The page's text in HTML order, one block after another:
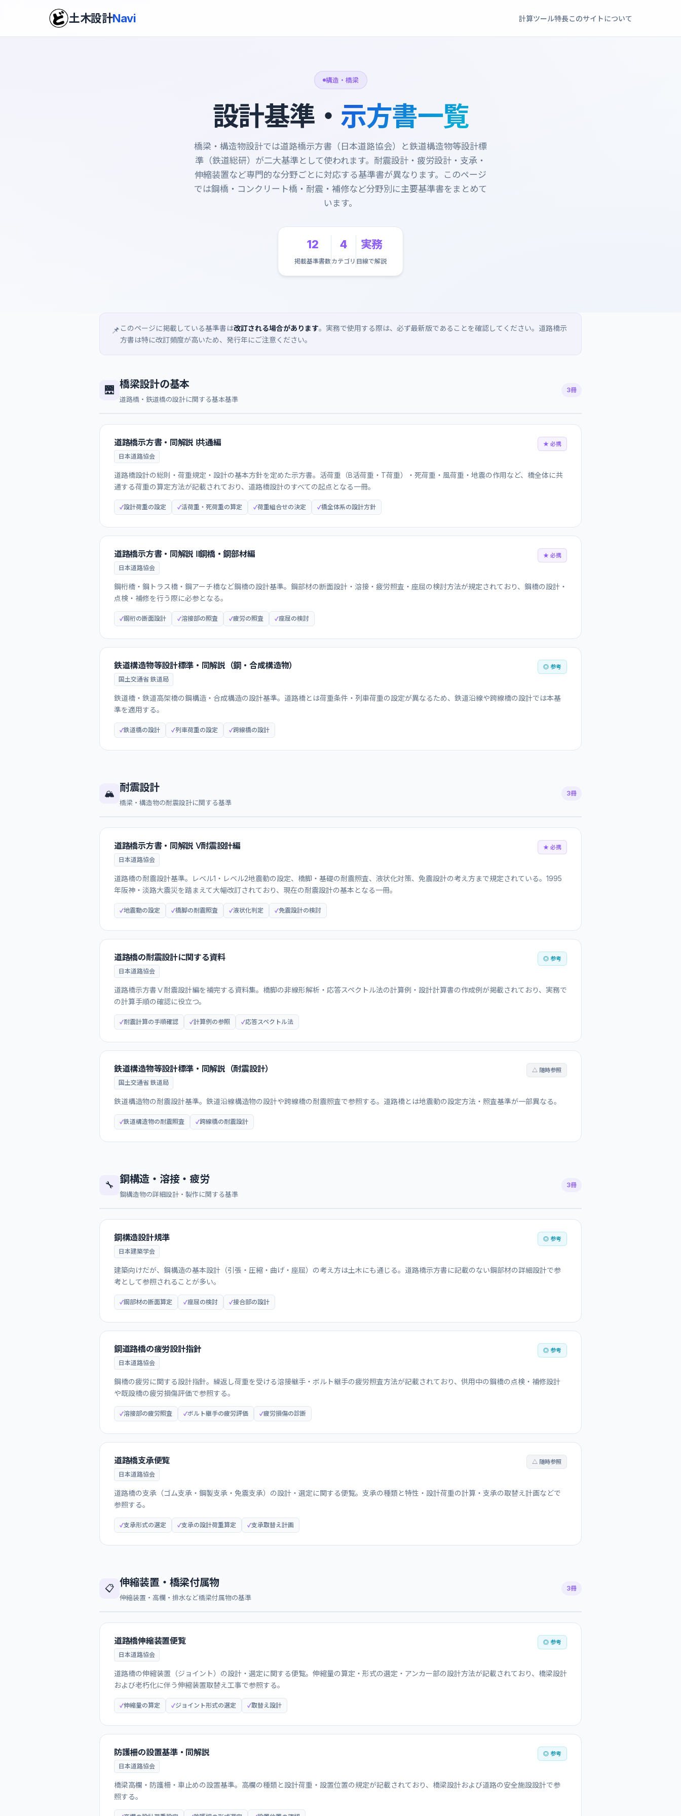
土木設計Navi 計算ツール特長このサイトについて
構造・橋梁
設計基準・ 示方書一覧
橋梁・構造物設計では道路橋示方書（日本道路協会）と鉄道構造物等設計標
準（鉄道総研）が二大基準として使われます。耐震設計・疲労設計・支承・
伸縮装置など専門的な分野ごとに対応する基準書が異なります。このページ
では鋼橋・コンクリート橋・耐震・補修など分野別に主要基準書をまとめて
います。
12
掲載基準書数
4
カテゴリ
実務
目線で解説
📌 このページに掲載している基準書は改訂される場合があります。実務で使用する際は、必ず最新版であることを確認してください。道路橋示
方書は特に改訂頻度が高いため、発行年にご注意ください。
🌉 橋梁設計の基本
道路橋・鉄道橋の設計に関する基本基準
3冊
道路橋示方書・同解説 Ⅰ共通編
日本道路協会
★ 必携
道路橋設計の総則・荷重規定・設計の基本方針を定めた示方書。活荷重（B活荷重・T荷重）・死荷重・風荷重・地震の作用など、橋全体に共
通する荷重の算定方法が記載されており、道路橋設計のすべての起点となる一冊。
設計荷重の設定 活荷重・死荷重の算定 荷重組合せの決定 橋全体系の設計方針
道路橋示方書・同解説 Ⅱ鋼橋・鋼部材編
日本道路協会
★ 必携
鋼桁橋・鋼トラス橋・鋼アーチ橋など鋼橋の設計基準。鋼部材の断面設計・溶接・疲労照査・座屈の検討方法が規定されており、鋼橋の設計・
点検・補修を行う際に必参となる。
鋼桁の断面設計 溶接部の照査 疲労の照査 座屈の検討
鉄道構造物等設計標準・同解説（鋼・合成構造物）
国土交通省 鉄道局
◎ 参考
鉄道橋・鉄道高架橋の鋼構造・合成構造の設計基準。道路橋とは荷重条件・列車荷重の設定が異なるため、鉄道沿線や跨線橋の設計では本基
準を適用する。
鉄道橋の設計 列車荷重の設定 跨線橋の設計
🏔️ 耐震設計
橋梁・構造物の耐震設計に関する基準
3冊
道路橋示方書・同解説 Ⅴ耐震設計編
日本道路協会
★ 必携
道路橋の耐震設計基準。レベル1・レベル2地震動の設定、橋脚・基礎の耐震照査、液状化対策、免震設計の考え方まで規定されている。1995
年阪神・淡路大震災を踏まえて大幅改訂されており、現在の耐震設計の基本となる一冊。
地震動の設定 橋脚の耐震照査 液状化判定 免震設計の検討
道路橋の耐震設計に関する資料
日本道路協会
◎ 参考
道路橋示方書Ⅴ耐震設計編を補完する資料集。橋脚の非線形解析・応答スペクトル法の計算例・設計計算書の作成例が掲載されており、実務で
の計算手順の確認に役立つ。
耐震計算の手順確認 計算例の参照 応答スペクトル法
鉄道構造物等設計標準・同解説（耐震設計）
国土交通省 鉄道局
△ 随時参照
鉄道構造物の耐震設計基準。鉄道沿線構造物の設計や跨線橋の耐震照査で参照する。道路橋とは地震動の設定方法・照査基準が一部異なる。
鉄道構造物の耐震照査 跨線橋の耐震設計
🔧 鋼構造・溶接・疲労
鋼構造物の詳細設計・製作に関する基準
3冊
鋼構造設計規準
日本建築学会
◎ 参考
建築向けだが、鋼構造の基本設計（引張・圧縮・曲げ・座屈）の考え方は土木にも通じる。道路橋示方書に記載のない鋼部材の詳細設計で参
考として参照されることが多い。
鋼部材の断面算定 座屈の検討 接合部の設計
鋼道路橋の疲労設計指針
日本道路協会
◎ 参考
鋼橋の疲労に関する設計指針。繰返し荷重を受ける溶接継手・ボルト継手の疲労照査方法が記載されており、供用中の鋼橋の点検・補修設計
や既設橋の疲労損傷評価で参照する。
溶接部の疲労照査 ボルト継手の疲労評価 疲労損傷の診断
道路橋支承便覧
日本道路協会
△ 随時参照
道路橋の支承（ゴム支承・鋼製支承・免震支承）の設計・選定に関する便覧。支承の種類と特性・設計荷重の計算・支承の取替え計画などで
参照する。
支承形式の選定 支承の設計荷重算定 支承取替え計画
📋 伸縮装置・橋梁付属物
伸縮装置・高欄・排水など橋梁付属物の基準
3冊
道路橋伸縮装置便覧
日本道路協会
◎ 参考
道路橋の伸縮装置（ジョイント）の設計・選定に関する便覧。伸縮量の算定・形式の選定・アンカー部の設計方法が記載されており、橋梁設計
および老朽化に伴う伸縮装置取替え工事で参照する。
伸縮量の算定 ジョイント形式の選定 取替え設計
防護柵の設置基準・同解説
日本道路協会
◎ 参考
橋梁高欄・防護柵・車止めの設置基準。高欄の種類と設計荷重・設置位置の規定が記載されており、橋梁設計および道路の安全施設設計で参
照する。